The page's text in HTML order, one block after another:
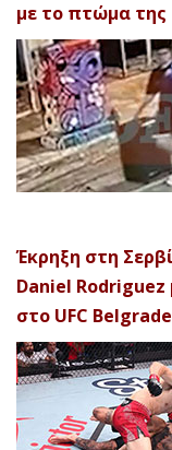
με το πτώμα της
Έκρηξη στη
Daniel Rodriguez
στο UFC